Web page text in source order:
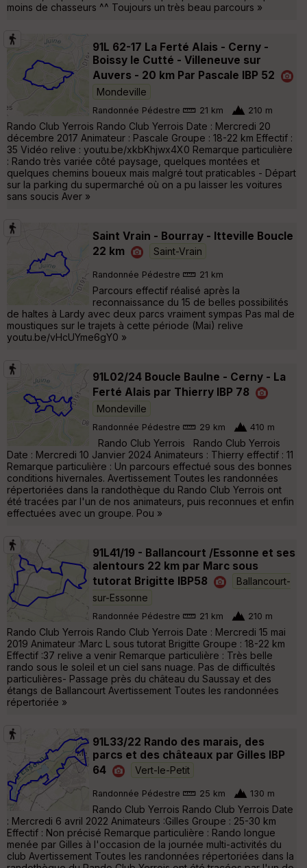
moins de chasseurs ^^ Toujours un très beau parcours »
91L 62-17 La Ferté Alais - Cerny -
Boissy le Cutté - Villeneuve sur
Auvers - 20 km Par Pascale IBP 52
Mondeville
Randonnée Pédestre 21 km 210 m
Rando Club Yerrois Rando Club Yerrois Date : Mercredi 20
décembre 2017 Animateur : Pascale Groupe : 18-22 km Effectif :
35 Vidéo relive : youtu.be/xkbKhjwx4X0 Remarque particulière
: Rando très variée côté paysage, quelques montées et
quelques chemins boueux mais malgré tout praticables - Départ
sur la parking du supermarché où on a pu laisser les voitures
sans soucis Aver »
Saint Vrain - Bourray - Itteville Boucle
22 km
Saint-Vrain
Randonnée Pédestre 21 km
Parcours effectif réalisé après la
reconnaissance du 15 de belles possibilités
de haltes à Lardy avec deux parcs vraiment sympas Pas mal de
moustiques sur le trajets à cette période (Mai) relive
youtu.be/vHcUYme6gY0 »
91L02/24 Boucle Baulne - Cerny - La
Ferté Alais par Thierry IBP 78
Mondeville
Randonnée Pédestre 29 km 410 m
Rando Club Yerrois Rando Club Yerrois
Date : Mercredi 10 Janvier 2024 Animateurs : Thierry effectif : 11
Remarque particulière : Un parcours effectué sous des bonnes
conditions hivernales. Avertissement Toutes les randonnées
répertoriées dans la randothèque du Rando Club Yerrois ont
été tracées par l'un de nos animateurs, puis reconnues et enfin
effectuées avec un groupe. Pou »
91L41/19 - Ballancourt /Essonne et ses
alentours 22 km par Marc sous
tutorat Brigitte IBP58
Ballancourt-
sur-Essonne
Randonnée Pédestre 21 km 210 m
Rando Club Yerrois Rando Club Yerrois Date : Mercredi 15 mai
2019 Animateur :Marc L sous tutorat Brigitte Groupe : 18-22 km
Effectif :37 relive a venir Remarque particulière : Très belle
rando sous le soleil et un ciel sans nuage. Pas de difficultés
particulières- Passage près du château du Saussay et des
étangs de Ballancourt Avertissement Toutes les randonnées
répertoriée »
91L33/22 Rando des marais, des
parcs et des châteaux par Gilles IBP
64
Vert-le-Petit
Randonnée Pédestre 25 km 130 m
Rando Club Yerrois Rando Club Yerrois Date
: Mercredi 6 avril 2022 Animateurs :Gilles Groupe : 25-30 km
Effectif : Non précisé Remarque particulière : Rando longue
menée par Gilles à l'occasion de la journée multi-activités du
club Avertissement Toutes les randonnées répertoriées dans la